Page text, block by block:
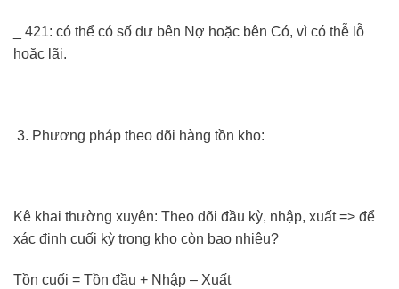
_ 421: có thể có số dư bên Nợ hoặc bên Có, vì có thễ lỗ
hoặc lãi.
Phương pháp theo dõi hàng tồn kho:
Kê khai thường xuyên: Theo dõi đầu kỳ, nhập, xuất => để
xác định cuối kỳ trong kho còn bao nhiêu?
Tồn cuối = Tồn đầu + Nhập – Xuất